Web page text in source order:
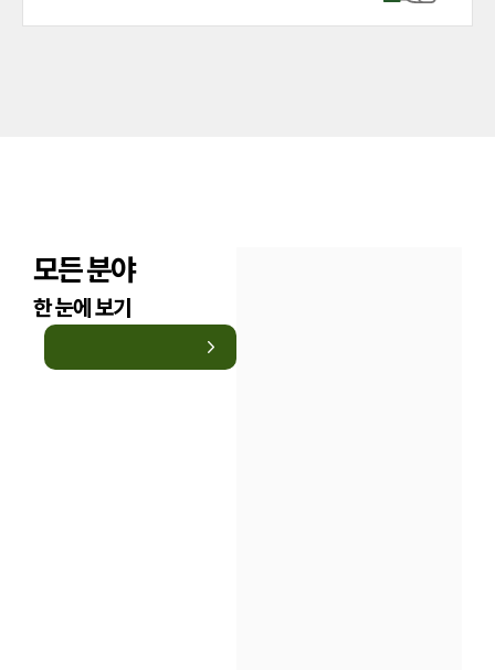
모든 분야
한 눈에 보기